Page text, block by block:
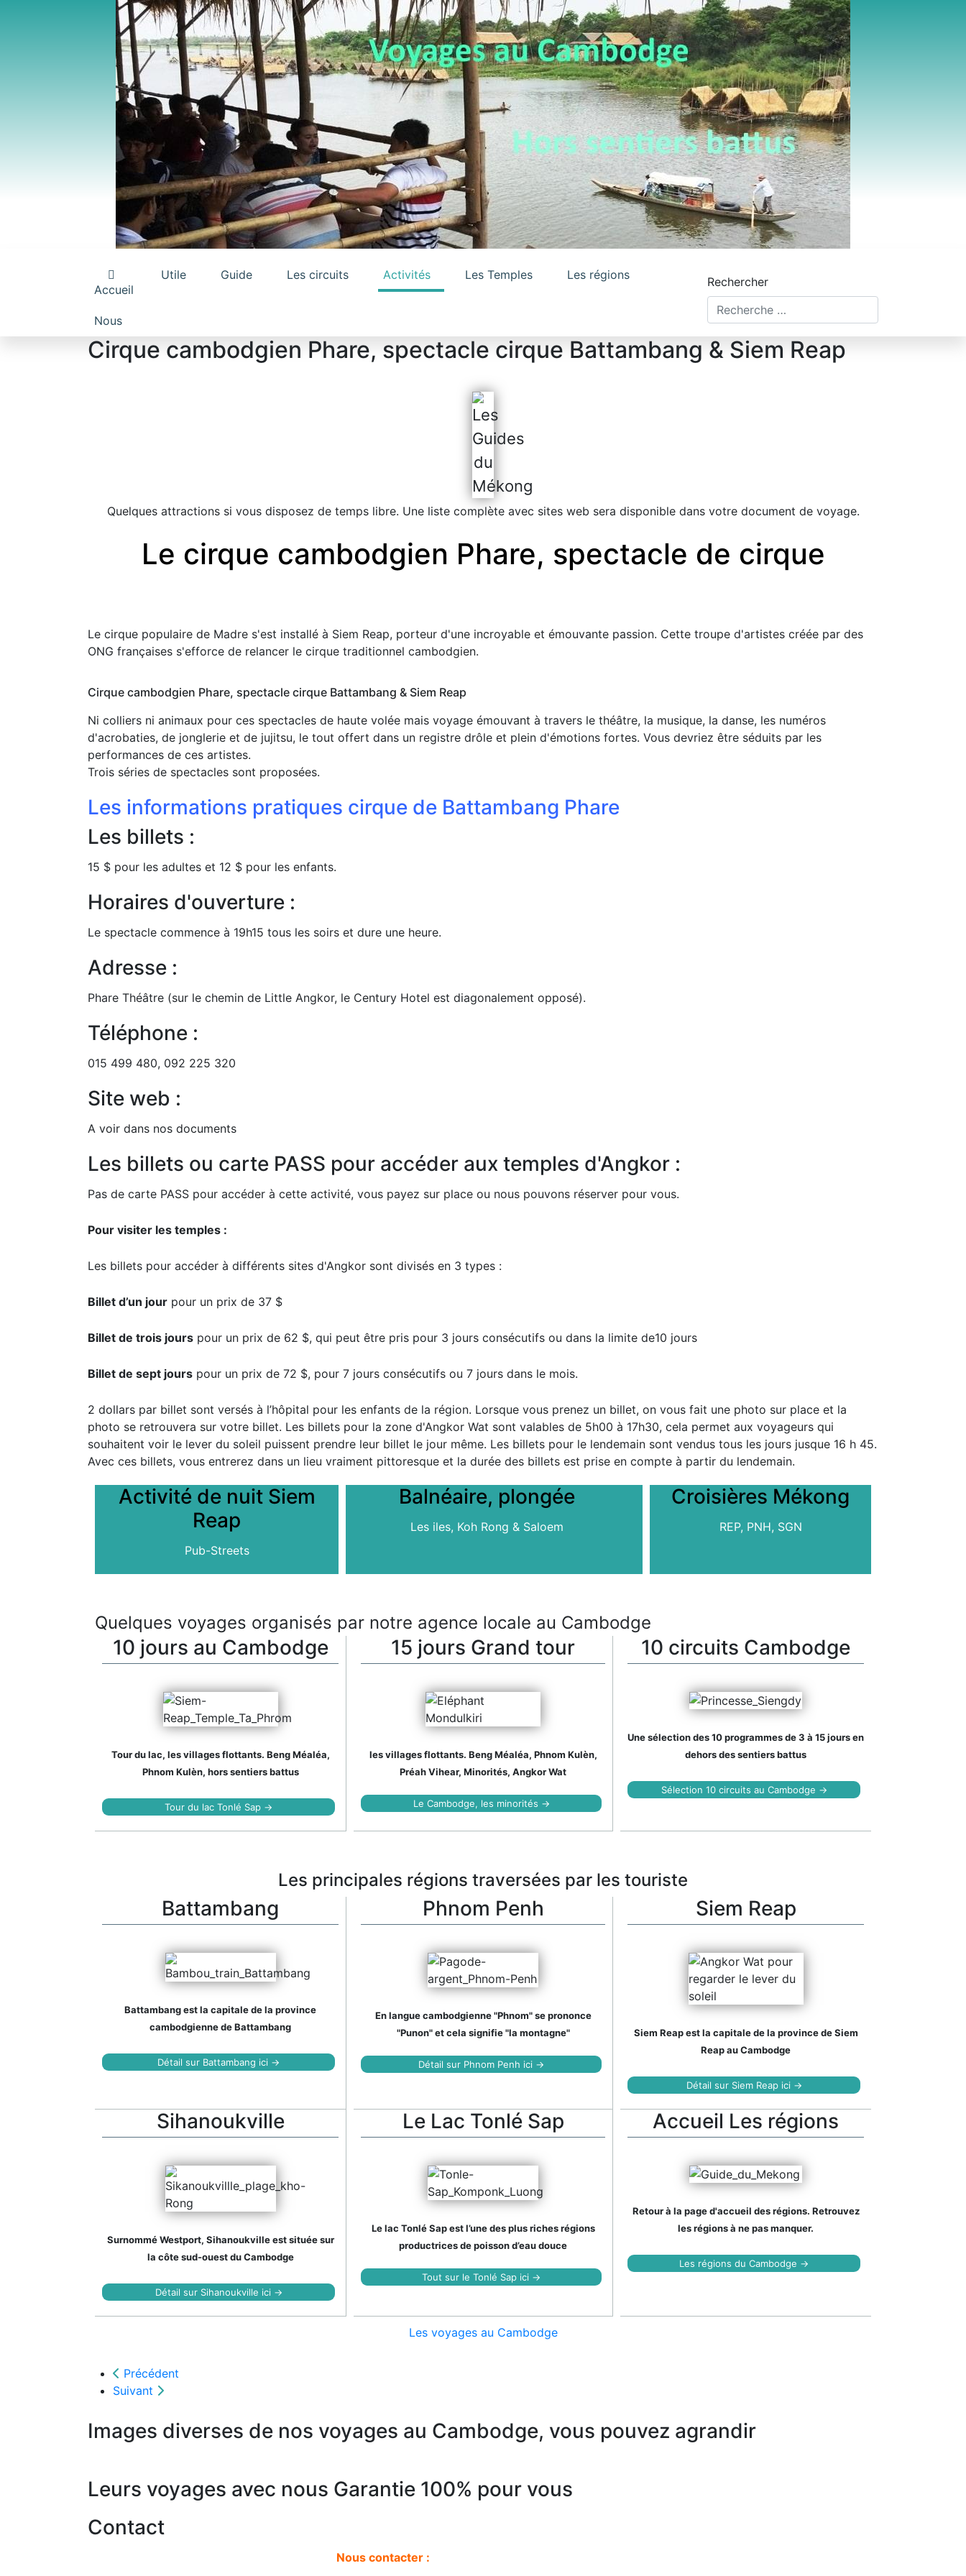
Accueil
Utile Guide Les circuits Activités Les Temples Les régions
Nous
Rechercher
Cirque cambodgien Phare, spectacle cirque Battambang & Siem Reap
Quelques attractions si vous disposez de temps libre. Une liste complète avec sites web sera disponible dans votre document de voyage.
Le cirque cambodgien Phare, spectacle de cirque
Le cirque populaire de Madre s'est installé à Siem Reap, porteur d'une incroyable et émouvante passion. Cette troupe d'artistes créée par des
ONG françaises s'efforce de relancer le cirque traditionnel cambodgien.
Cirque cambodgien Phare, spectacle cirque Battambang & Siem Reap
Ni colliers ni animaux pour ces spectacles de haute volée mais voyage émouvant à travers le théâtre, la musique, la danse, les numéros
d'acrobaties, de jonglerie et de jujitsu, le tout offert dans un registre drôle et plein d'émotions fortes. Vous devriez être séduits par les
performances de ces artistes.
Trois séries de spectacles sont proposées.
Les informations pratiques cirque de Battambang Phare
Les billets :
15 $ pour les adultes et 12 $ pour les enfants.
Horaires d'ouverture :
Le spectacle commence à 19h15 tous les soirs et dure une heure.
Adresse :
Phare Théâtre (sur le chemin de Little Angkor, le Century Hotel est diagonalement opposé).
Téléphone :
015 499 480, 092 225 320
Site web :
A voir dans nos documents
Les billets ou carte PASS pour accéder aux temples d'Angkor :
Pas de carte PASS pour accéder à cette activité, vous payez sur place ou nous pouvons réserver pour vous.
Pour visiter les temples :
Les billets pour accéder à différents sites d'Angkor sont divisés en 3 types :
Billet d’un jour pour un prix de 37 $
Billet de trois jours pour un prix de 62 $, qui peut être pris pour 3 jours consécutifs ou dans la limite de10 jours
Billet de sept jours pour un prix de 72 $, pour 7 jours consécutifs ou 7 jours dans le mois.
2 dollars par billet sont versés à l’hôpital pour les enfants de la région. Lorsque vous prenez un billet, on vous fait une photo sur place et la
photo se retrouvera sur votre billet. Les billets pour la zone d'Angkor Wat sont valables de 5h00 à 17h30, cela permet aux voyageurs qui
souhaitent voir le lever du soleil puissent prendre leur billet le jour même. Les billets pour le lendemain sont vendus tous les jours jusque 16 h 45.
Avec ces billets, vous entrerez dans un lieu vraiment pittoresque et la durée des billets est prise en compte à partir du lendemain.
Activité de nuit Siem
Reap
Pub-Streets
Balnéaire, plongée
Les iles, Koh Rong & Saloem
Croisières Mékong
REP, PNH, SGN
Quelques voyages organisés par notre agence locale au Cambodge
10 jours au Cambodge
Tour du lac, les villages flottants. Beng Méaléa,
Phnom Kulèn, hors sentiers battus
Tour du lac Tonlé Sap →
15 jours Grand tour
les villages flottants. Beng Méaléa, Phnom Kulèn,
Préah Vihear, Minorités, Angkor Wat
Le Cambodge, les minorités →
10 circuits Cambodge
Une sélection des 10 programmes de 3 à 15 jours en
dehors des sentiers battus
Sélection 10 circuits au Cambodge →
Les principales régions traversées par les touriste
Battambang
Battambang est la capitale de la province
cambodgienne de Battambang
Détail sur Battambang ici →
Phnom Penh
En langue cambodgienne "Phnom" se prononce
"Punon" et cela signifie "la montagne"
Détail sur Phnom Penh ici →
Siem Reap
Siem Reap est la capitale de la province de Siem
Reap au Cambodge
Détail sur Siem Reap ici →
Sihanoukville
Surnommé Westport, Sihanoukville est située sur
la côte sud-ouest du Cambodge
Détail sur Sihanoukville ici →
Le Lac Tonlé Sap
Le lac Tonlé Sap est l’une des plus riches régions
productrices de poisson d’eau douce
Tout sur le Tonlé Sap ici →
Accueil Les régions
Retour à la page d'accueil des régions. Retrouvez
les régions à ne pas manquer.
Les régions du Cambodge →
Les voyages au Cambodge
Précédent
Suivant
Images diverses de nos voyages au Cambodge, vous pouvez agrandir
Leurs voyages avec nous Garantie 100% pour vous
Contact
Nous contacter :